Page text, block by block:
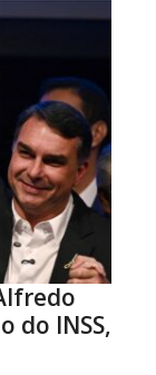
do INSS,